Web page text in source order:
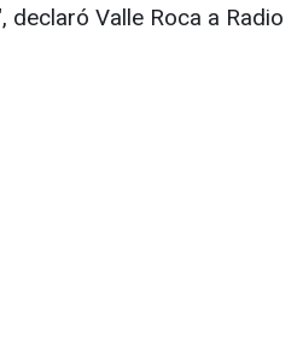
declaró Valle Roca a Radio